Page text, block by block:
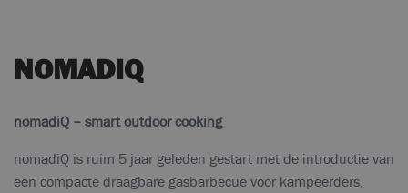
NOMADIQ
nomadiQ – smart outdoor cooking
nomadiQ is ruim 5 jaar geleden gestart met de introductie van
een compacte draagbare gasbarbecue voor kampeerders,